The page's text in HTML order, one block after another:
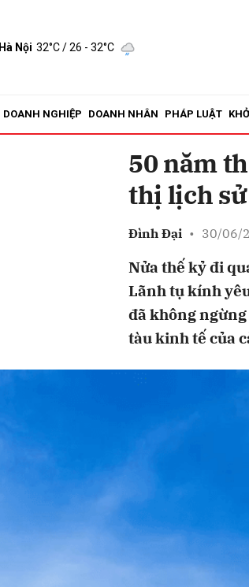
Hà Nội 32°C/ 26 - 32°C
DOANH NGHIỆP DOANH NHÂN PHÁP LUẬT
50 năm
thị lịch
Đình Đại • 30/06/
Nửa thế kỷ đi
Lãnh tụ kính
đã không
tàu kinh tế của